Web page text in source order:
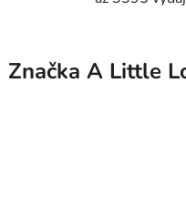
Značka A Little